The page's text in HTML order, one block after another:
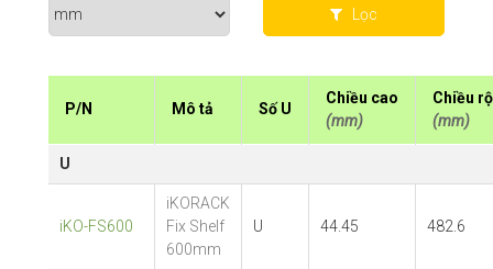
Lọc
P/N Mô tả Số U
Chiều cao
(mm)
Chiều
(mm)
U
iKO-FS600
iKORACK
Fix Shelf
600mm
U 44.45 482.6